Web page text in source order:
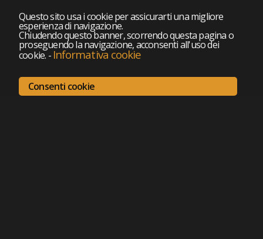
Questo sito usa i cookie per assicurarti una migliore
esperienza di navigazione.
Chiudendo questo banner, scorrendo questa pagina o
proseguendo la navigazione, acconsenti all'uso dei
cookie. - Informativa cookie
Consenti cookie